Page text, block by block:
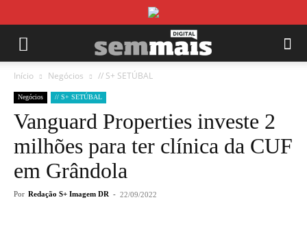
Início Negócios // S+ SETÚBAL
Negócios // S+ SETÚBAL
Vanguard Properties investe 2
milhões para ter clínica da CUF
em Grândola
Por Redação S+ Imagem DR - 22/09/2022